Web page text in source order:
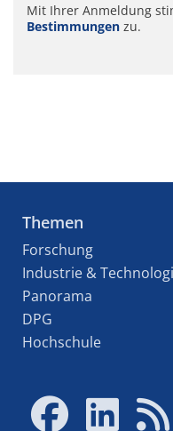
Mit Ihrer Anmeldung
Bestimmungen zu.
Themen
Forschung
Industrie &
Panorama
DPG
Hochschule